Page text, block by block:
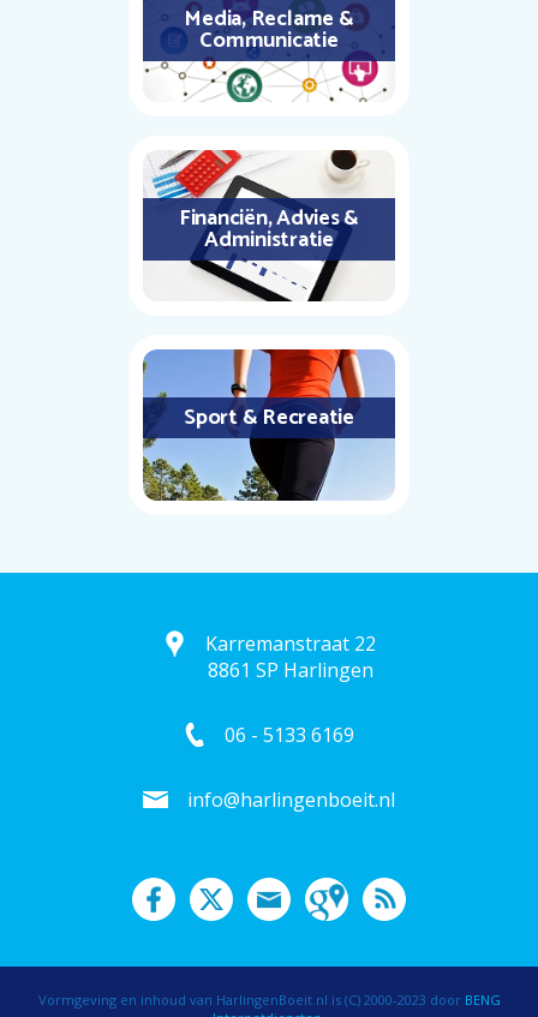
Media, Reclame &
Communicatie
Financiën, Advies &
Administratie
Sport & Recreatie
Karremanstraat 22
8861 SP Harlingen
06 - 5133 6169
info@harlingenboeit.nl
Vormgeving en inhoud van HarlingenBoeit.nl is (C) 2000-2023 door BENG